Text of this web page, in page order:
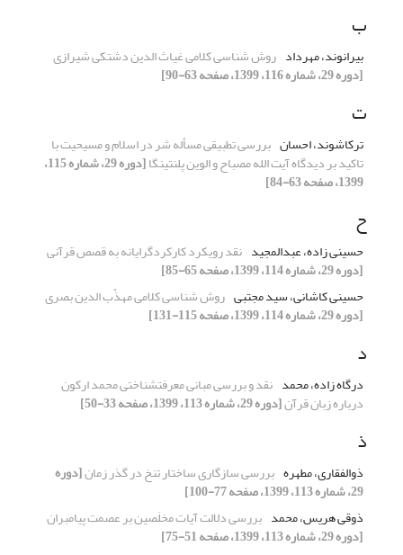
ب
بیرانوند، مهرداد روش شناسی کلامی غیاث الدین دشتکی شیرازی
[دوره 29، شماره 116، 1399، صفحه 63-90]
ت
ترکاشوند، احسان بررسی تطبیقی مسأله شر در اسلام و مسیحیت با
تاکید بر دیدگاه آیت الله مصباح و الوین پلنتینگا [دوره 29، شماره 115،
1399، صفحه 63-84]
ح
حسینی زاده، عبدالمجید نقد رویکرد کارکردگرایانه به قصص قرآنی
[دوره 29، شماره 114، 1399، صفحه 65-85]
حسینی کاشانی، سید مجتبی روش شناسی کلامی مهذّب الدین بصری
[دوره 29، شماره 114، 1399، صفحه 115-131]
د
درگاه زاده، محمد نقد و بررسی مبانی معرفت‎شناختی محمد ارکون
درباره زبان قرآن[دوره 29، شماره 113، 1399، صفحه 33-50]
ذ
ذوالفقاری، مطهره بررسی سازگاری ساختار تنخ در گذر زمان[دوره
29، شماره 113، 1399، صفحه 77-100]
ذوقی هریس، محمد بررسی دلالت آیات مخلَصین بر عصمت پیامبران
[دوره 29، شماره 113، 1399، صفحه 51-75]